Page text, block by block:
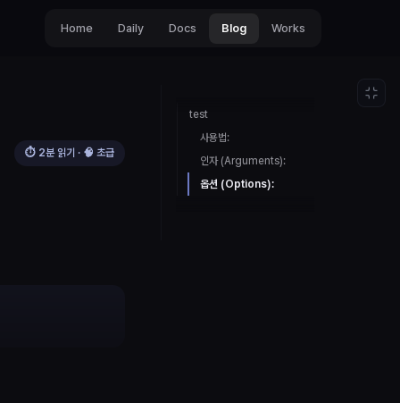
Home Daily Docs Blog Works
⏱ 2분 읽기 · 🧠 초급
test
사용법:
인자 (Arguments):
옵션 (Options):